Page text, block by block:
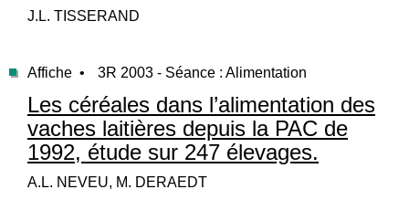
J.L. TISSERAND
Affiche • 3R 2003 - Séance : Alimentation
Les céréales dans l’alimentation des
vaches laitières depuis la PAC de
1992, étude sur 247 élevages.
A.L. NEVEU, M. DERAEDT